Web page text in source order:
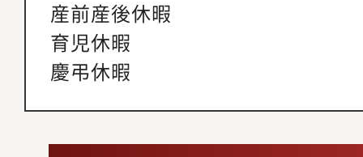
産前産後休暇
育児休暇
慶弔休暇